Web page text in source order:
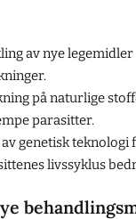
av nye
på naturlige
parasitter.
genetisk teknologi
livssyklus